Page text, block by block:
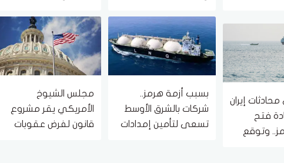
السودان وميانمار
إيران
فتح
وتوقع
بسبب أزمة هرمز..
شركات بالشرق الأوسط
تسعى لتأمين إمدادات
مجلس الشيوخ
الأمريكي يقر مشروع
قانون لفرض عقوبات